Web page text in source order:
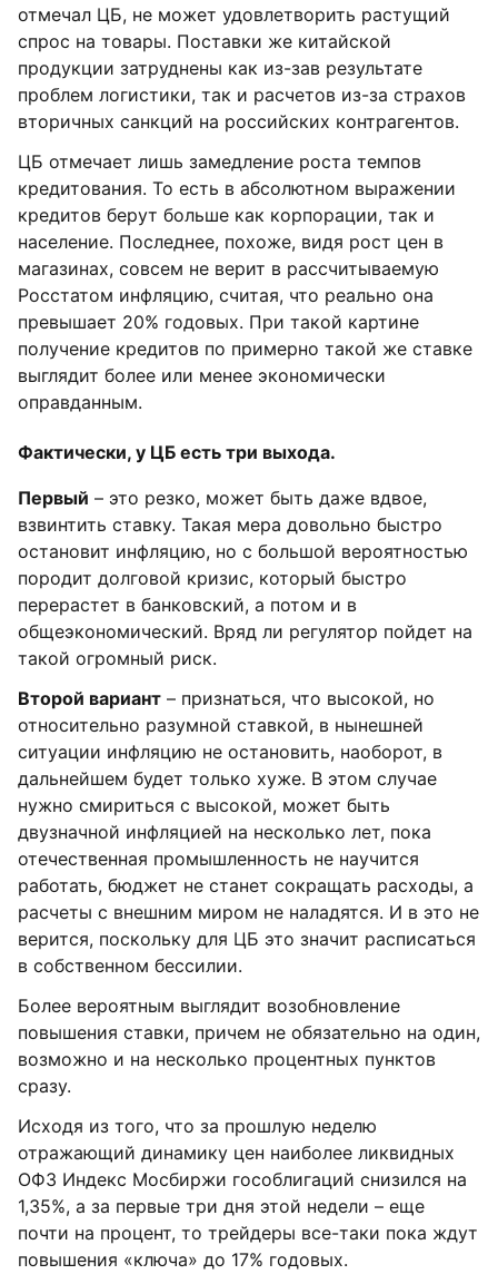
отмечал ЦБ, не может удовлетворить растущий
спрос на товары. Поставки же китайской
продукции затруднены как из-зав результате
проблем логистики, так и расчетов из-за страхов
вторичных санкций на российских контрагентов.
ЦБ отмечает лишь замедление роста темпов
кредитования. То есть в абсолютном выражении
кредитов берут больше как корпорации, так и
население. Последнее, похоже, видя рост цен в
магазинах, совсем не верит в рассчитываемую
Росстатом инфляцию, считая, что реально она
превышает 20% годовых. При такой картине
получение кредитов по примерно такой же ставке
выглядит более или менее экономически
оправданным.
Фактически, у ЦБ есть три выхода.
Первый – это резко, может быть даже вдвое,
взвинтить ставку. Такая мера довольно быстро
остановит инфляцию, но с большой вероятностью
породит долговой кризис, который быстро
перерастет в банковский, а потом и в
общеэкономический. Вряд ли регулятор пойдет на
такой огромный риск.
Второй вариант – признаться, что высокой, но
относительно разумной ставкой, в нынешней
ситуации инфляцию не остановить, наоборот, в
дальнейшем будет только хуже. В этом случае
нужно смириться с высокой, может быть
двузначной инфляцией на несколько лет, пока
отечественная промышленность не научится
работать, бюджет не станет сокращать расходы, а
расчеты с внешним миром не наладятся. И в это не
верится, поскольку для ЦБ это значит расписаться
в собственном бессилии.
Более вероятным выглядит возобновление
повышения ставки, причем не обязательно на один,
возможно и на несколько процентных пунктов
сразу.
Исходя из того, что за прошлую неделю
отражающий динамику цен наиболее ликвидных
ОФЗ Индекс Мосбиржи гособлигаций снизился на
1,35%, а за первые три дня этой недели – еще
почти на процент, то трейдеры все-таки пока ждут
повышения «ключа» до 17% годовых.